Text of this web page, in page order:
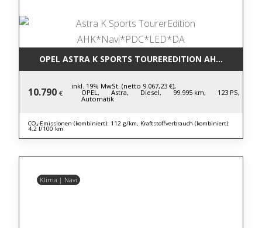
OPEL ASTRA K SPORTS TOUREREDITION
10.790 €
inkl. 19% MwSt. (netto 9.067,23 €),
OPEL, Astra, Diesel, 99.995 km, 123 PS,
Automatik
CO₂-Emissionen (kombiniert): 112 g/km, Kraftstoffverbrauch (kombiniert):
4,2 l/100 km
Klima | Navi